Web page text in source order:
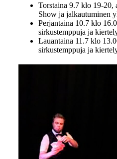
Torstaina 9.7 klo 19-20,
Show ja jalkautuminen
Perjantaina 10.7 klo
sirkustemppuja ja
Lauantaina 11.7 klo
sirkustemppuja ja